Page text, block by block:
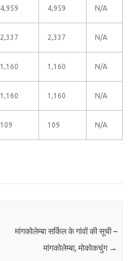
4,959 4,959 N/A
2,337 2,337 N/A
1,160 1,160 N/A
1,160 1,160 N/A
109 109 N/A
मांगकोलेम्बा सर्किल के गांवों की सूची –
मांगकोलेम्बा, मोकोकचुंग →